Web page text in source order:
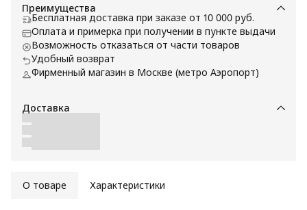
Преимущества
Бесплатная доставка при заказе от 10 000 руб.
Оплата и примерка при получении в пункте выдачи
Возможность отказаться от части товаров
Удобный возврат
Фирменный магазин в Москве (метро Аэропорт)
Доставка
О товаре Характеристики